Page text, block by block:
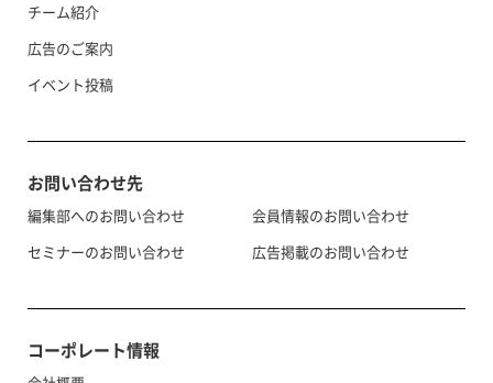
チーム紹介
広告のご案内
イベント投稿
お問い合わせ先
編集部へのお問い合わせ
セミナーのお問い合わせ
会員情報のお問い合わせ
広告掲載のお問い合わせ
コーポレート情報